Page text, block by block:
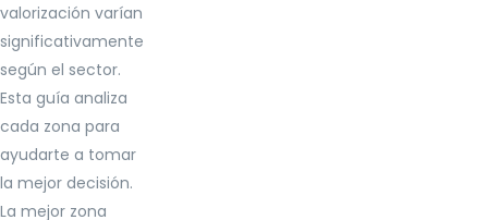
valorización varían
significativamente
según el sector.
Esta guía analiza
cada zona para
ayudarte a tomar
la mejor decisión.
La mejor zona